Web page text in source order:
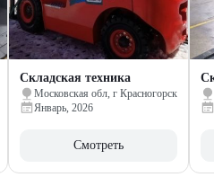
Складская техника
Московская обл, г Красногорск
Январь, 2026
Смотреть